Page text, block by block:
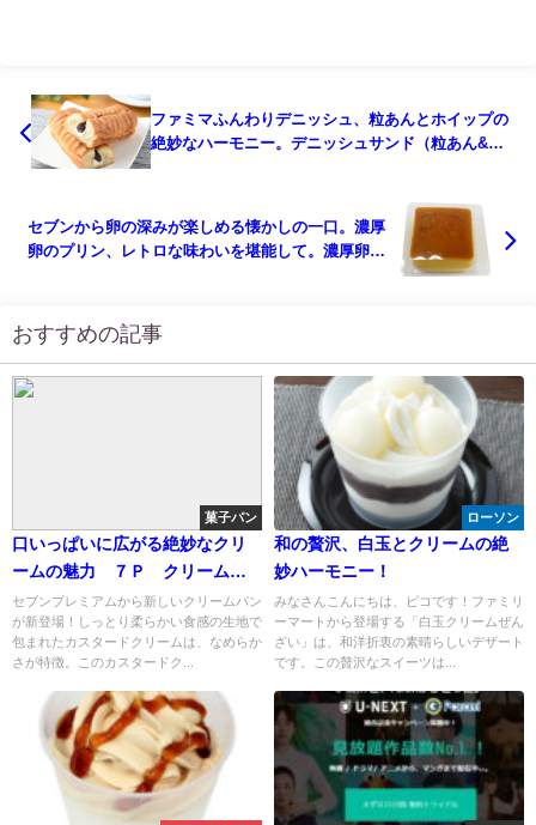
ファミマふんわりデニッシュ、粒あんとホイップの
絶妙なハーモニー。デニッシュサンド（粒あん&ホ
セブンから卵の深みが楽しめる懐かしの一口。濃厚
卵のプリン、レトロな味わいを堪能して。濃厚卵の
おすすめの記事
菓子パン
口いっぱいに広がる絶妙なクリ
ームの魅力 ７Ｐ クリームパ
ン１個入
セブンプレミアムから新しいクリームパン
が新登場！しっとり柔らかい食感の生地で
包まれたカスタードクリームは、なめらか
さが特徴。このカスタードク...
ローソン
和の贅沢、白玉とクリームの絶
妙ハーモニー！
みなさんこんにちは、ピコです！ファミリ
ーマートから登場する「白玉クリームぜん
ざい」は、和洋折衷の素晴らしいデザート
です。この贅沢なスイーツは...